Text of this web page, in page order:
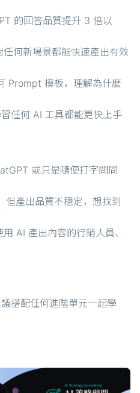
的回答品質提升 3 倍以
任何新場景都能快速產出有效
Prompt 模板，理解為什麼
任何 AI 工具都能更快上手
或只是隨便打字問問
但產出品質不穩定，想找到
AI 產出內容的行銷人員、
搭配任何進階單元一起學